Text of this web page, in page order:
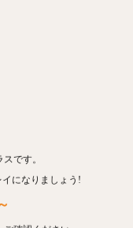
です。
になりましょう!